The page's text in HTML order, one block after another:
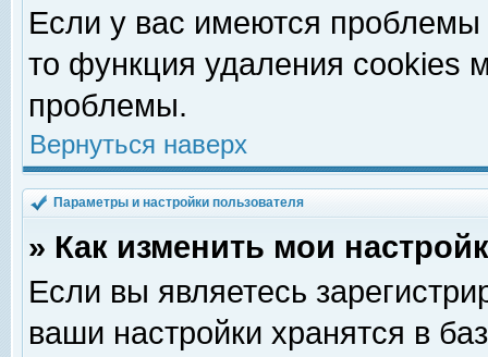
Если у вас имеются
то функция удаления cookies
проблемы.
Вернуться наверх
Параметры и настройки пользователя
» Как изменить мои
Если вы являетесь
ваши настройки хранятся в